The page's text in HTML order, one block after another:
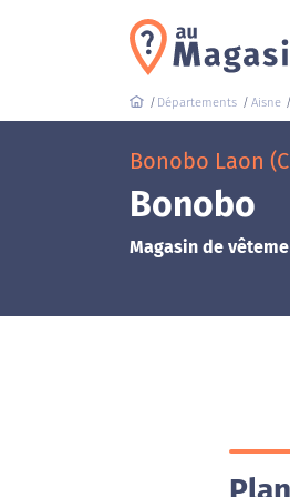
Départements Aisne
Bonobo Laon
Bonobo
Magasin de